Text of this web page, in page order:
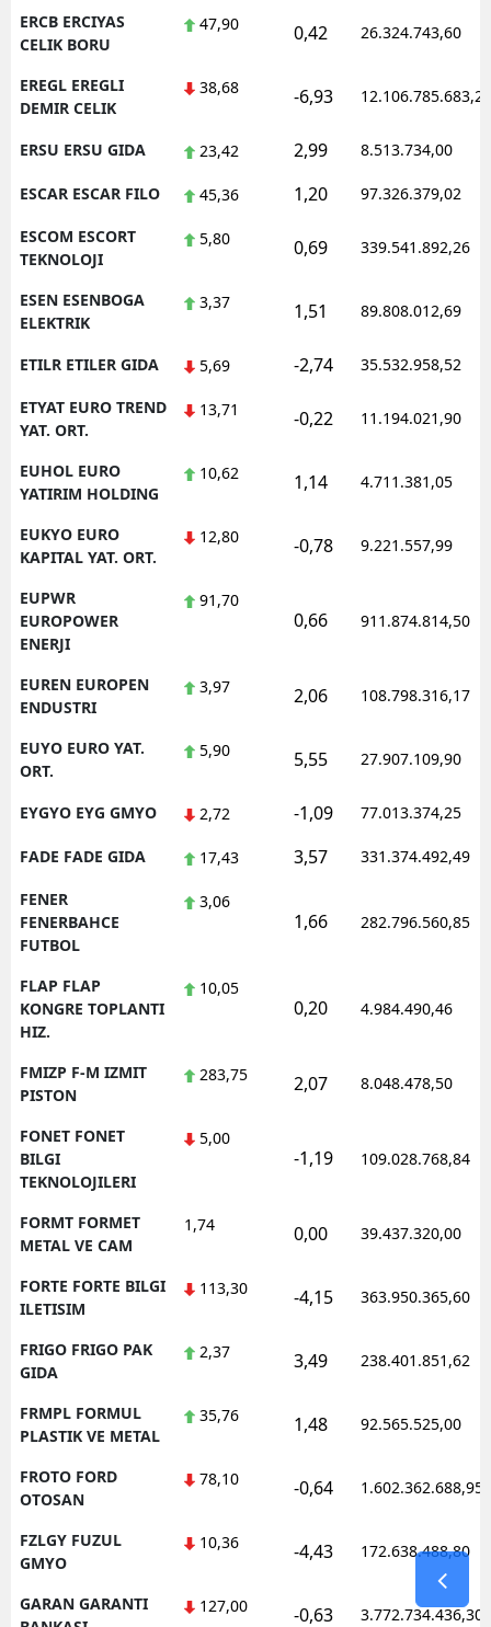
ERCB ERCIYAS
CELIK BORU
47,90 0,42 26.324.743,60
EREGL EREGLI
DEMIR CELIK
38,68 -6,93 12.106.785.683,20
ERSU ERSU GIDA 23,42 2,99 8.513.734,00
ESCAR ESCAR FILO 45,36 1,20 97.326.379,02
ESCOM ESCORT
TEKNOLOJI
5,80 0,69 339.541.892,26
ESEN ESENBOGA
ELEKTRIK
3,37 1,51 89.808.012,69
ETILR ETILER GIDA 5,69 -2,74 35.532.958,52
ETYAT EURO TREND
YAT. ORT.
13,71 -0,22 11.194.021,90
EUHOL EURO
YATIRIM HOLDING
10,62 1,14 4.711.381,05
EUKYO EURO
KAPITAL YAT. ORT.
12,80 -0,78 9.221.557,99
EUPWR
EUROPOWER
ENERJI
91,70
0,66 911.874.814,50
EUREN EUROPEN
ENDUSTRI
3,97 2,06 108.798.316,17
EUYO EURO YAT.
ORT.
5,90 5,55 27.907.109,90
EYGYO EYG GMYO 2,72 -1,09 77.013.374,25
FADE FADE GIDA 17,43 3,57 331.374.492,49
FENER
FENERBAHCE
FUTBOL
3,06
1,66 282.796.560,85
FLAP FLAP
KONGRE TOPLANTI
HIZ.
10,05
0,20 4.984.490,46
FMIZP F-M IZMIT
PISTON
283,75 2,07 8.048.478,50
FONET FONET
BILGI
TEKNOLOJILERI
5,00
-1,19 109.028.768,84
FORMT FORMET
METAL VE CAM
1,74 0,00 39.437.320,00
FORTE FORTE BILGI
ILETISIM
113,30 -4,15 363.950.365,60
FRIGO FRIGO PAK
GIDA
2,37 3,49 238.401.851,62
FRMPL FORMUL
PLASTIK VE METAL
35,76 1,48 92.565.525,00
FROTO FORD
OTOSAN
78,10 -0,64 1.602.362.688,95
FZLGY FUZUL
GMYO
10,36 -4,43 172.638.488,80
GARAN GARANTI
127,00 -0,63 3.772.734.436,30